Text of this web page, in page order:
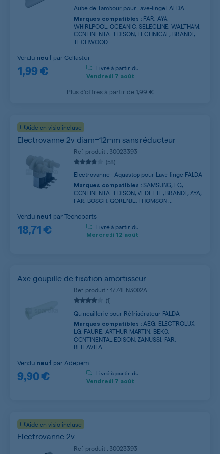
Aube de Tambour pour Lave-linge FALDA
Marques compatibles : FAR, AYA,
WHIRLPOOL, OCEANIC, SELECLINE, WALTHAM,
CONTINENTAL EDISON, TECHNICAL, BRANDT,
TECHWOOD ...
1,99 €
Vendu neuf parCellastor
Livré à partir du
Vendredi 7 août
Plus d’offres à partir de1,99 €
Aide en visio incluse
Electrovanne 2v diam=12mm sans réducteur
Ref. produit : 30023393
(58)
Electrovanne - Aquastop pour Lave-linge FALDA
Marques compatibles : SAMSUNG, LG,
CONTINENTAL EDISON, VEDETTE, BRANDT, AYA,
FAR, BOSCH, GORENJE, THOMSON ...
18,71 €
Vendu neuf parTecnoparts
Livré à partir du
Mercredi 12 août
Axe goupille de fixation amortisseur
Ref. produit : 4774EN3002A
(1)
Quincaillerie pour Réfrigérateur FALDA
Marques compatibles : AEG, ELECTROLUX,
LG, FAURE, ARTHUR MARTIN, BEKO,
CONTINENTAL EDISON, ZANUSSI, FAR,
BELLAVITA ...
9,90 €
Vendu neuf par Adepem
Livré à partir du
Vendredi 7 août
Aide en visio incluse
Electrovanne 2v
Ref. produit : 30023393